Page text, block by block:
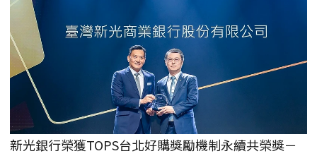
新光銀行榮獲TOPS台北好購獎勵機制永續共榮獎－